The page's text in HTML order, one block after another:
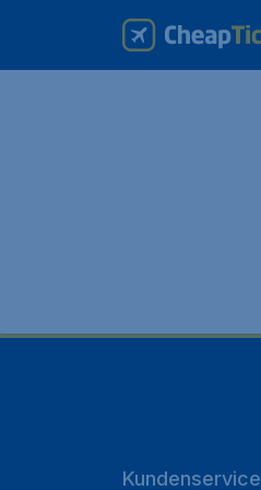
Kundenservice